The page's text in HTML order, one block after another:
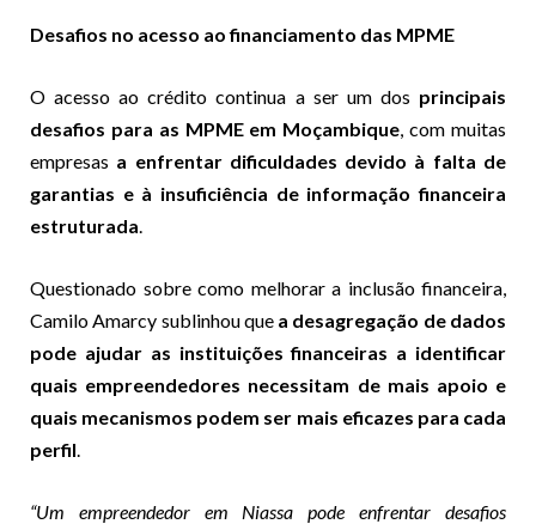
Desafios no acesso ao financiamento das MPME
O acesso ao crédito continua a ser um dos principais
desafios para as MPME em Moçambique, com muitas
empresas a enfrentar dificuldades devido à falta de
garantias e à insuficiência de informação financeira
estruturada.
Questionado sobre como melhorar a inclusão financeira,
Camilo Amarcy sublinhou que a desagregação de dados
pode ajudar as instituições financeiras a identificar
quais empreendedores necessitam de mais apoio e
quais mecanismos podem ser mais eficazes para cada
perfil.
“Um empreendedor em Niassa pode enfrentar desafios